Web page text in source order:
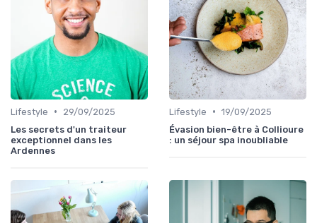
Lifestyle •
29/09/2025
Les secrets d'un traiteur
exceptionnel dans les
Ardennes
Lifestyle • 19/09/2025
Évasion bien-être à Collioure
: un séjour spa inoubliable